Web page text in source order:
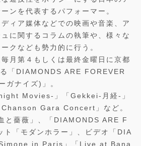
ンを代表するパフォーマー。
ィア媒体などでの映画や音楽、ア
に関するコラムの執筆や、様々な
クなども勢力的に行う。
月第４もしくは最終金曜日に京都
「DIAMONDS ARE FOREVER
ガナイズ)」。
Movies-」「Gekkei-月経-」
Chanson Gara Concert」など。
と薔薇」、「DIAMONDS ARE F
ト「モダンホラー」、ビデオ「DIA
in Paris」「Live at Bana